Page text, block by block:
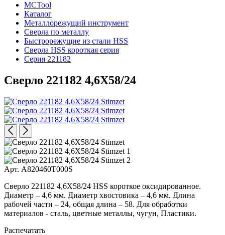
MCTool
Каталог
Металлорежущий инструмент
Сверла по металлу
Быстрорежущие из стали HSS
Сверла HSS короткая серия
Серия 221182
Сверло 221182 4,6X58/24
Арт. A820460T000S
Сверло 221182 4,6X58/24 HSS короткое оксидированное.
Диаметр – 4,6 мм. Диаметр хвостовика – 4,6 мм. Длина
рабочей части – 24, общая длина – 58. Для обработки
материалов - сталь, цветные металлы, чугун, Пластики.
Распечатать